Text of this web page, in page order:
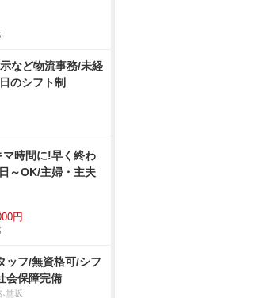
など物流事務/未経
のシフト制
時間に!早く終わ
～OK/主婦・主夫
円
ッフ/無資格可/シフ
会保障完備
堂坂